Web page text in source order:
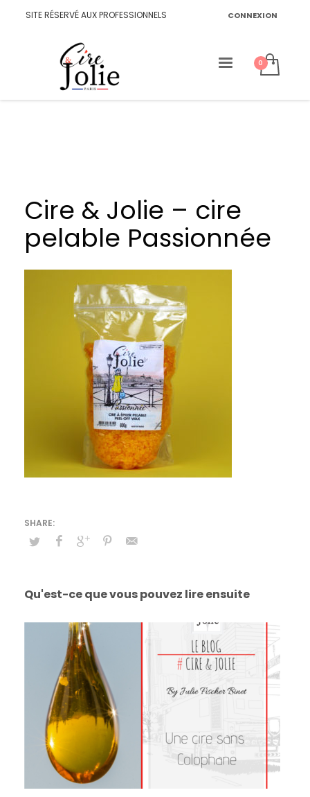
SITE RÉSERVÉ AUX PROFESSIONNELS CONNEXION
Cire & Jolie – cire
pelable Passionnée
Qu'est-ce que vous pouvez lire ensuite